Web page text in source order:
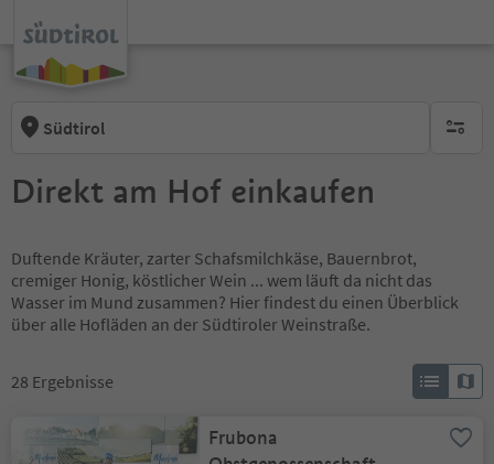
Südtirol keine
Direkt am Hof einkaufen
Duftende Kräuter, zarter Schafsmilchkäse, Bauernbrot,
cremiger Honig, köstlicher Wein ... wem läuft da nicht das
Wasser im Mund zusammen? Hier findest du einen Überblick
über alle Hofläden an der Südtiroler Weinstraße.
28 Ergebnisse
Frubona